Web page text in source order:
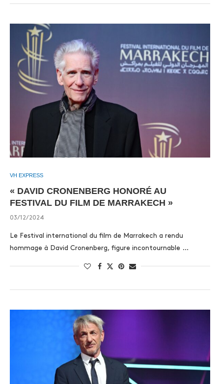
VH EXPRESS
« DAVID CRONENBERG HONORÉ AU
FESTIVAL DU FILM DE MARRAKECH »
03/12/2024
Le Festival international du film de Marrakech a rendu
hommage à David Cronenberg, figure incontournable …